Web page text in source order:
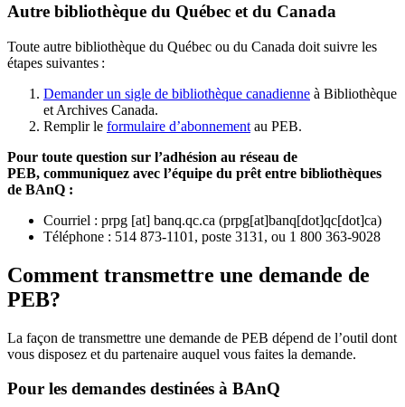
Autre bibliothèque du Québec et du Canada
Toute autre bibliothèque du Québec ou du Canada doit suivre les
étapes suivantes :
Demander un sigle de bibliothèque canadienne à Bibliothèque
et Archives Canada.
Remplir le formulaire d’abonnement au PEB.
Pour toute question sur l’adhésion au réseau de
PEB, communiquez avec l’équipe du prêt entre bibliothèques
de BAnQ :
Courriel : prpg [at] banq.qc.ca (prpg[at]banq[dot]qc[dot]ca)
Téléphone : 514 873-1101, poste 3131, ou 1 800 363-9028
Comment transmettre une demande de
PEB?
La façon de transmettre une demande de PEB dépend de l’outil dont
vous disposez et du partenaire auquel vous faites la demande.
Pour les demandes destinées à BAnQ